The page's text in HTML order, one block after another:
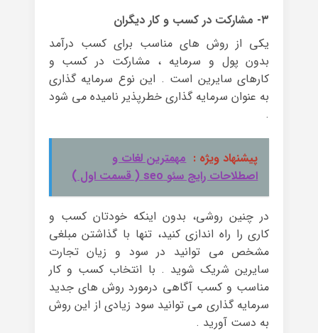
۳- مشارکت در کسب و کار دیگران
یکی از روش های مناسب برای کسب درآمد
بدون پول و سرمایه ، مشارکت در کسب و
کارهای سایرین است . این نوع سرمایه گذاری
به عنوان سرمایه گذاری خطرپذیر نامیده می شود
.
پیشنهاد ویژه : مهمترین لغات و
اصطلاحات رایج سئو seo ( قسمت اول )
در چنین روشی، بدون اینکه خودتان کسب و
کاری را راه اندازی کنید، تنها با گذاشتن مبلغی
مشخص می توانید در سود و زیان تجارت
سایرین شریک شوید . با انتخاب کسب و کار
مناسب و کسب آگاهی درمورد روش های جدید
سرمایه گذاری می توانید سود زیادی از این روش
به دست آورید .